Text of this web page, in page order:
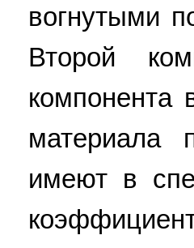
вогнутыми
Второй
компонента
материала
имеют в